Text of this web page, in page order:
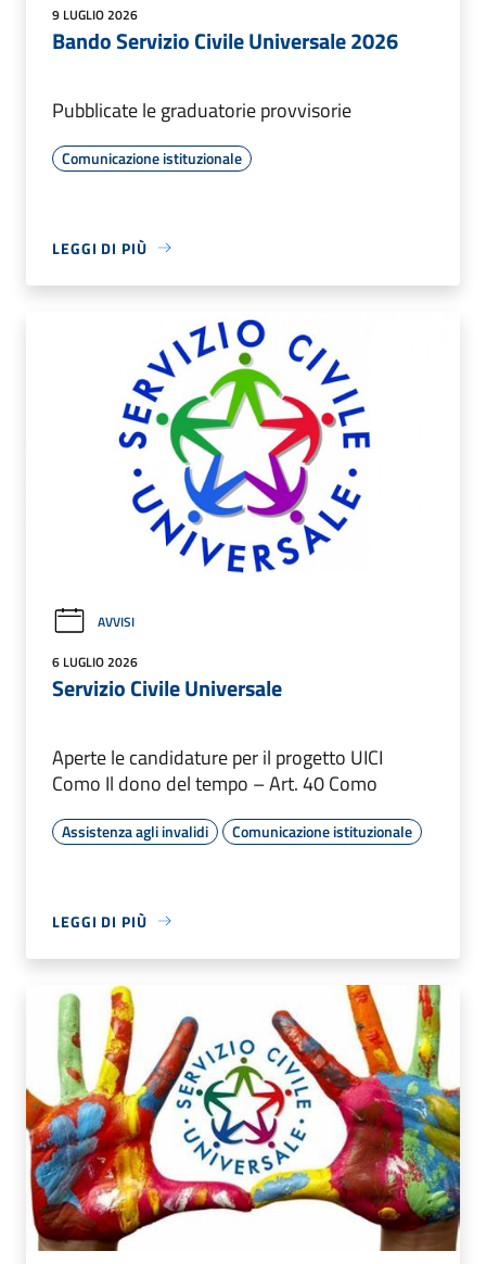
9 LUGLIO 2026
Bando Servizio Civile Universale 2026
Pubblicate le graduatorie provvisorie
Comunicazione istituzionale
LEGGI DI PIÙ
AVVISI
6 LUGLIO 2026
Servizio Civile Universale
Aperte le candidature per il progetto UICI
Como Il dono del tempo – Art. 40 Como
Assistenza agli invalidi Comunicazione istituzionale
LEGGI DI PIÙ